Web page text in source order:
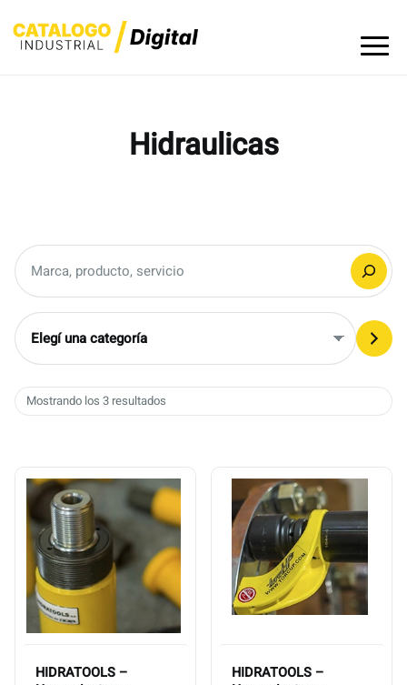
to
Hidraulicas
Mostrando los 3 resultados
HIDRATOOLS –
HIDRATOOLS –
Elegí
una
categoría